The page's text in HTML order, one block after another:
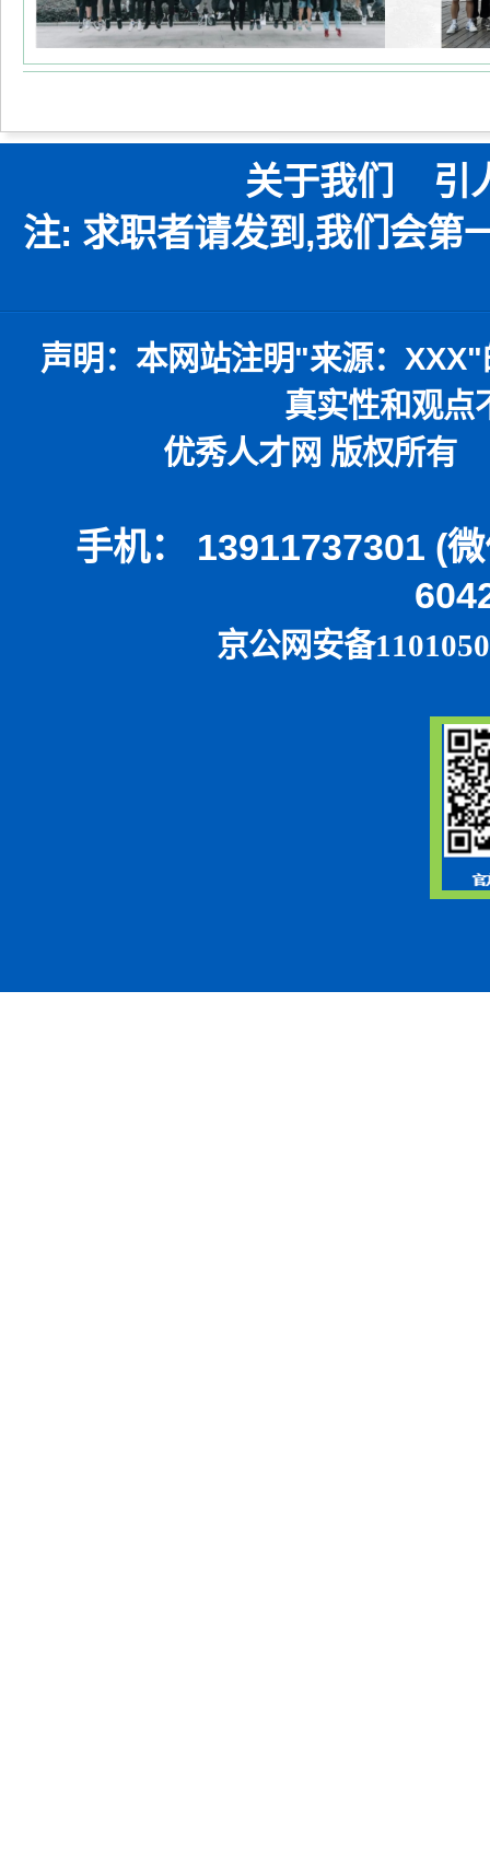
关于我们 引
注: 求职者请发到,我们会第
声明：本网站注明"来源： XXX"
真实性和观点
优秀人才网 版权所有 本网
手机： 13911737301 (
京公网安备